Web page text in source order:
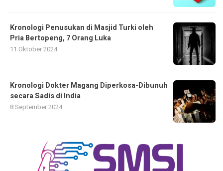
Kronologi Penusukan di Masjid Turki oleh
Pria Bertopeng, 7 Orang Luka
11 Oktober 2024
Kronologi Dokter Magang Diperkosa-Dibunuh
secara Sadis di India
8 September 2024